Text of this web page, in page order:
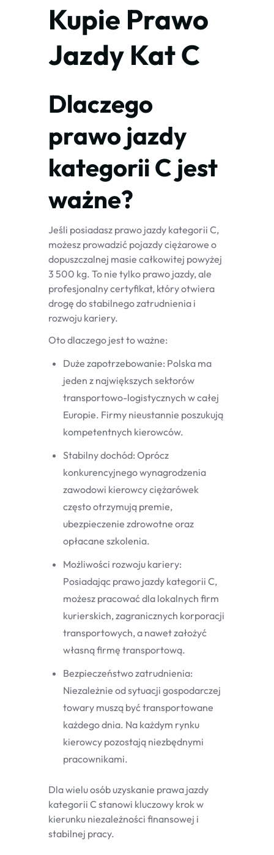
Kupie Prawo
Jazdy Kat C
Dlaczego
prawo jazdy
kategorii C jest
ważne?
Jeśli posiadasz prawo jazdy kategorii C,
możesz prowadzić pojazdy ciężarowe o
dopuszczalnej masie całkowitej powyżej
3 500 kg. To nie tylko prawo jazdy, ale
profesjonalny certyfikat, który otwiera
drogę do stabilnego zatrudnienia i
rozwoju kariery.
Oto dlaczego jest to ważne:
Duże zapotrzebowanie: Polska ma
jeden z największych sektorów
transportowo-logistycznych w całej
Europie. Firmy nieustannie poszukują
kompetentnych kierowców.
Stabilny dochód: Oprócz
konkurencyjnego wynagrodzenia
zawodowi kierowcy ciężarówek
często otrzymują premie,
ubezpieczenie zdrowotne oraz
opłacane szkolenia.
Możliwości rozwoju kariery:
Posiadając prawo jazdy kategorii C,
możesz pracować dla lokalnych firm
kurierskich, zagranicznych korporacji
transportowych, a nawet założyć
własną firmę transportową.
Bezpieczeństwo zatrudnienia:
Niezależnie od sytuacji gospodarczej
towary muszą być transportowane
każdego dnia. Na każdym rynku
kierowcy pozostają niezbędnymi
pracownikami.
Dla wielu osób uzyskanie prawa jazdy
kategorii C stanowi kluczowy krok w
kierunku niezależności finansowej i
stabilnej pracy.